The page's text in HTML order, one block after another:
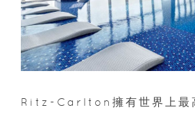
Ritz-Carlton擁有世界上最